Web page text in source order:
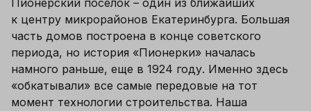
Пионерский поселок – один из ближайших
к центру микрорайонов Екатеринбурга. Большая
часть домов построена в конце советского
периода, но история «Пионерки» началась
намного раньше, еще в 1924 году. Именно здесь
«обкатывали» все самые передовые на тот
момент технологии строительства. Наша